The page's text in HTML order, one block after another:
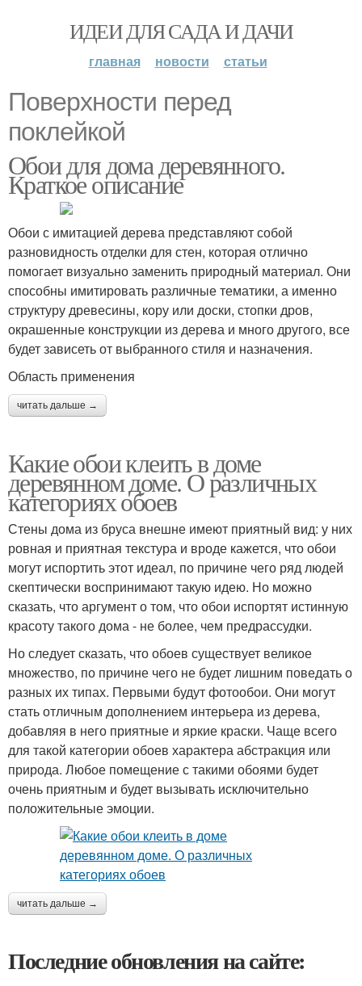
ИДЕИ ДЛЯ САДА И ДАЧИ
главная новости статьи
Поверхности перед
поклейкой
Обои для дома деревянного.
Краткое описание
Обои с имитацией дерева представляют собой
разновидность отделки для стен, которая отлично
помогает визуально заменить природный материал. Они
способны имитировать различные тематики, а именно
структуру древесины, кору или доски, стопки дров,
окрашенные конструкции из дерева и много другого, все
будет зависеть от выбранного стиля и назначения.
Область применения
читать дальше →
Какие обои клеить в доме
деревянном доме. О различных
категориях обоев
Стены дома из бруса внешне имеют приятный вид: у них
ровная и приятная текстура и вроде кажется, что обои
могут испортить этот идеал, по причине чего ряд людей
скептически воспринимают такую идею. Но можно
сказать, что аргумент о том, что обои испортят истинную
красоту такого дома - не более, чем предрассудки.
Но следует сказать, что обоев существует великое
множество, по причине чего не будет лишним поведать о
разных их типах. Первыми будут фотообои. Они могут
стать отличным дополнением интерьера из дерева,
добавляя в него приятные и яркие краски. Чаще всего
для такой категории обоев характера абстракция или
природа. Любое помещение с такими обоями будет
очень приятным и будет вызывать исключительно
положительные эмоции.
читать дальше →
Последние обновления на сайте: